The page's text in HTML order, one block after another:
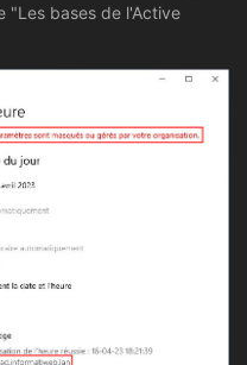
"Les bases de l'Active